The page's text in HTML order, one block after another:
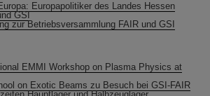
Europapolitiker des Landes Hessen
GSI
zur Betriebsversammlung FAIR und GSI
EMMI Workshop on Plasma Physics at
on Exotic Beams zu Besuch bei GSI-FAIR